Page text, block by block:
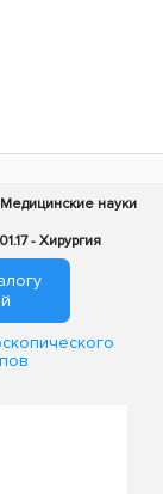
Медицинские науки
- Хирургия